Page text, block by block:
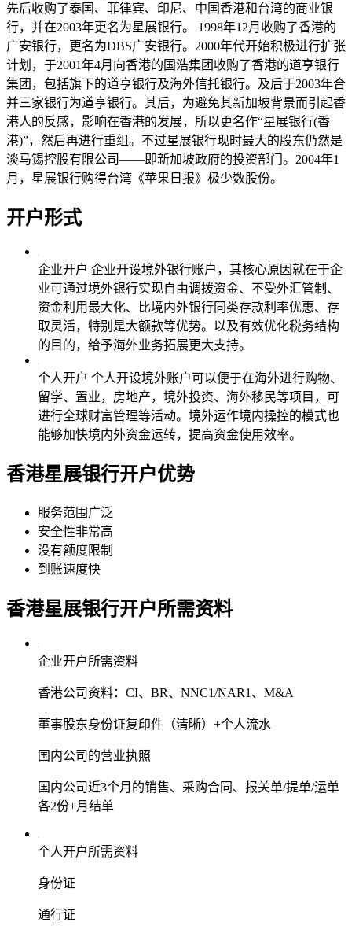
先后收购了泰国、菲律宾、印尼、中国香港和台湾的商业银
行，并在2003年更名为星展银行。 1998年12月收购了香港的
广安银行，更名为DBS广安银行。2000年代开始积极进行扩张
计划，于2001年4月向香港的国浩集团收购了香港的道亨银行
集团，包括旗下的道亨银行及海外信托银行。及后于2003年合
并三家银行为道亨银行。其后，为避免其新加坡背景而引起香
港人的反感，影响在香港的发展，所以更名作“星展银行(香
港)”，然后再进行重组。不过星展银行现时最大的股东仍然是
淡马锡控股有限公司——即新加坡政府的投资部门。2004年1
月，星展银行购得台湾《苹果日报》极少数股份。
开户形式
企业开户 企业开设境外银行账户，其核心原因就在于企
业可通过境外银行实现自由调拨资金、不受外汇管制、
资金利用最大化、比境内外银行同类存款利率优惠、存
取灵活，特别是大额款等优势。以及有效优化税务结构
的目的，给予海外业务拓展更大支持。
个人开户 个人开设境外账户可以便于在海外进行购物、
留学、置业，房地产，境外投资、海外移民等项目，可
进行全球财富管理等活动。境外运作境内操控的模式也
能够加快境内外资金运转，提高资金使用效率。
香港星展银行开户优势
服务范围广泛
安全性非常高
没有额度限制
到账速度快
香港星展银行开户所需资料
企业开户所需资料
香港公司资料：CI、BR、NNC1/NAR1、M&A
董事股东身份证复印件（清晰）+个人流水
国内公司的营业执照
国内公司近3个月的销售、采购合同、报关单/提单/运单
各2份+月结单
个人开户所需资料
身份证
通行证